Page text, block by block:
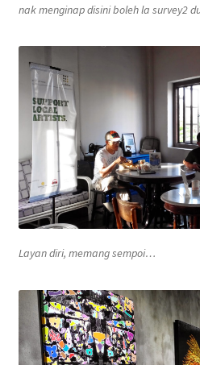
nak menginap disini boleh la survey2
Layan diri, memang sempoi…